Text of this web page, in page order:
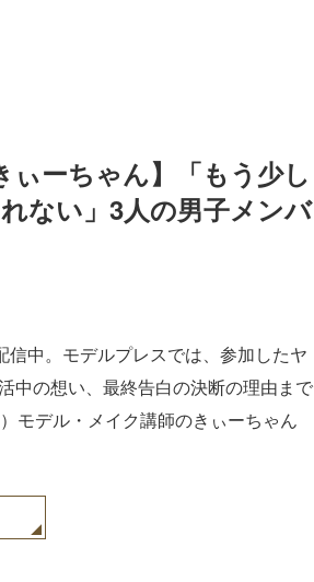
ぃーちゃん】「もう少し
ない」3人の男子メンバ
信中。モデルプレスでは、参加したヤ
中の想い、最終告白の決断の理由まで
モデル・メイク講師のきぃーちゃん